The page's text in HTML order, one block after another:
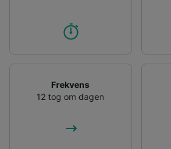
Frekvens
12 tog om dagen